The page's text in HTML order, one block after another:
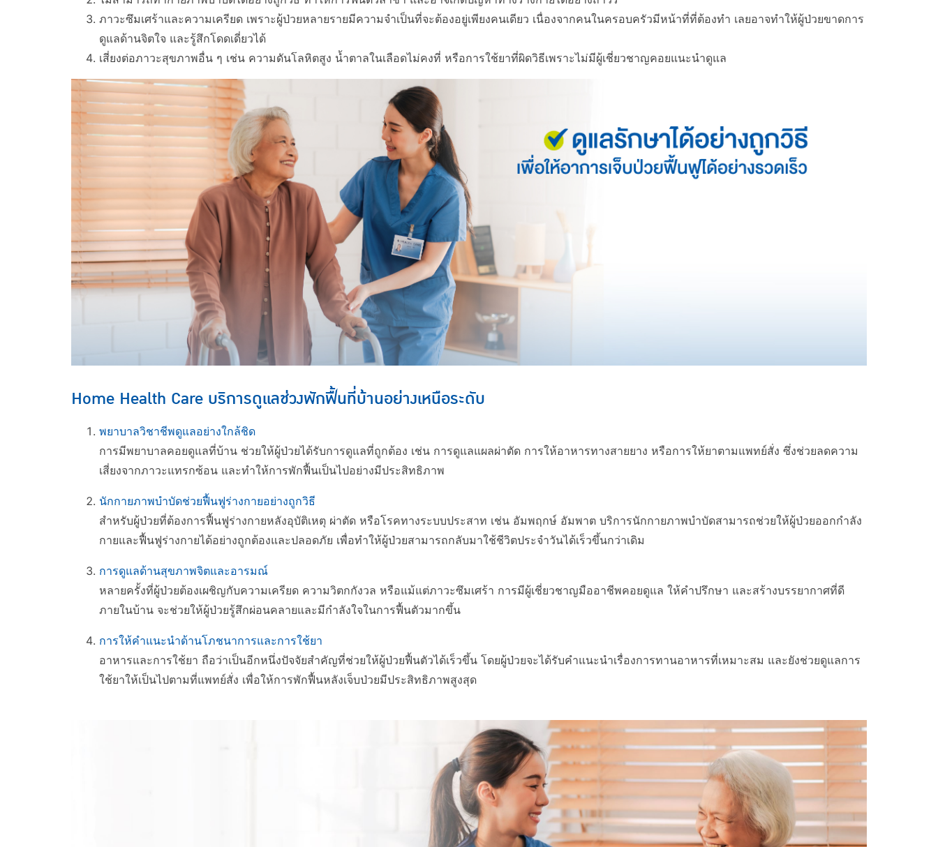
ภาวะซึมเศร้าและความเครียด เพราะผู้ป่วยหลายรายมีความจำเป็นที่จะต้องอยู่เพียงคนเดียว เนื่องจากคนในครอบครัวมีหน้าที่ที่ต้องทำ เลยอาจทำให้ผู้ป่วยขาดการ
ดูแลด้านจิตใจ และรู้สึกโดดเดี่ยวได้
เสี่ยงต่อภาวะสุขภาพอื่น ๆ เช่น ความดันโลหิตสูง น้ำตาลในเลือดไม่คงที่ หรือการใช้ยาที่ผิดวิธีเพราะไม่มีผู้เชี่ยวชาญคอยแนะนำดูแล
Home Health Care บริการดูแลช่วงพักฟื้นที่บ้านอย่างเหนือระดับ
พยาบาลวิชาชีพดูแลอย่างใกล้ชิด
การมีพยาบาลคอยดูแลที่บ้าน ช่วยให้ผู้ป่วยได้รับการดูแลที่ถูกต้อง เช่น การดูแลแผลผ่าตัด การให้อาหารทางสายยาง หรือการให้ยาตามแพทย์สั่ง ซึ่งช่วยลดความ
เสี่ยงจากภาวะแทรกซ้อน และทำให้การพักฟื้นเป็นไปอย่างมีประสิทธิภาพ
นักกายภาพบำบัดช่วยฟื้นฟูร่างกายอย่างถูกวิธี
สำหรับผู้ป่วยที่ต้องการฟื้นฟูร่างกายหลังอุบัติเหตุ ผ่าตัด หรือโรคทางระบบประสาท เช่น อัมพฤกษ์ อัมพาต บริการนักกายภาพบำบัดสามารถช่วยให้ผู้ป่วยออกกำลัง
กายและฟื้นฟูร่างกายได้อย่างถูกต้องและปลอดภัย เพื่อทำให้ผู้ป่วยสามารถกลับมาใช้ชีวิตประจำวันได้เร็วขึ้นกว่าเดิม
การดูแลด้านสุขภาพจิตและอารมณ์
หลายครั้งที่ผู้ป่วยต้องเผชิญกับความเครียด ความวิตกกังวล หรือแม้แต่ภาวะซึมเศร้า การมีผู้เชี่ยวชาญมืออาชีพคอยดูแล ให้คำปรึกษา และสร้างบรรยากาศที่ดี
ภายในบ้าน จะช่วยให้ผู้ป่วยรู้สึกผ่อนคลายและมีกำลังใจในการฟื้นตัวมากขึ้น
การให้คำแนะนำด้านโภชนาการและการใช้ยา
อาหารและการใช้ยา ถือว่าเป็นอีกหนึ่งปัจจัยสำคัญที่ช่วยให้ผู้ป่วยฟื้นตัวได้เร็วขึ้น โดยผู้ป่วยจะได้รับคำแนะนำเรื่องการทานอาหารที่เหมาะสม และยังช่วยดูแลการ
ใช้ยาให้เป็นไปตามที่แพทย์สั่ง เพื่อให้การพักฟื้นหลังเจ็บป่วยมีประสิทธิภาพสูงสุด